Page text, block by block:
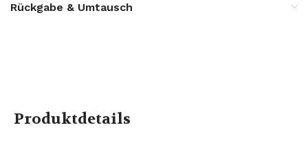
Rückgabe & Umtausch
Produktdetails